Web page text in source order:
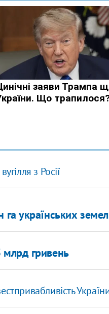
з Росії
га українських
млрд гривень